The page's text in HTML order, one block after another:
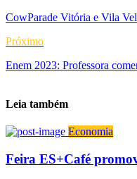
CowParade Vitória e Vila
Próximo
Enem 2023: Professora
Leia também
Economia
Feira ES+Café